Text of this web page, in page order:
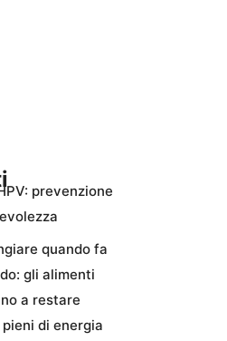
prevenzione
quando fa
gli alimenti
a restare
di energia